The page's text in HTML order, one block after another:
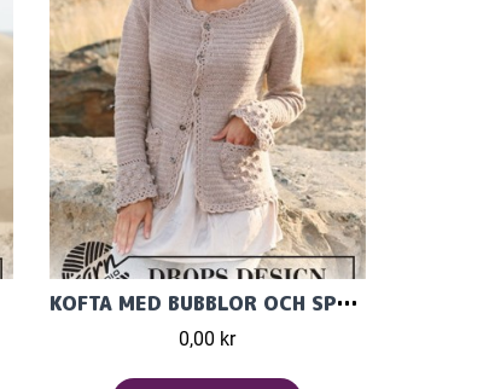
KOFTA MED BUBBLOR OCH SPETSKANTER I DROPS BABY MERINO UL
0,00 kr